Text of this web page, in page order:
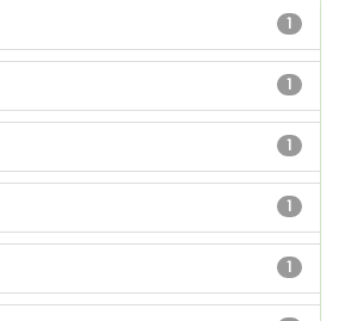
1
1
1
1
1